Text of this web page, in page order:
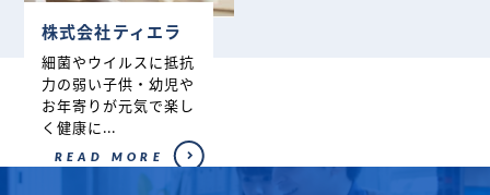
株式会社ティエラ
細菌やウイルスに抵抗
力の弱い子供・幼児や
お年寄りが元気で楽し
く健康に...
READ MORE